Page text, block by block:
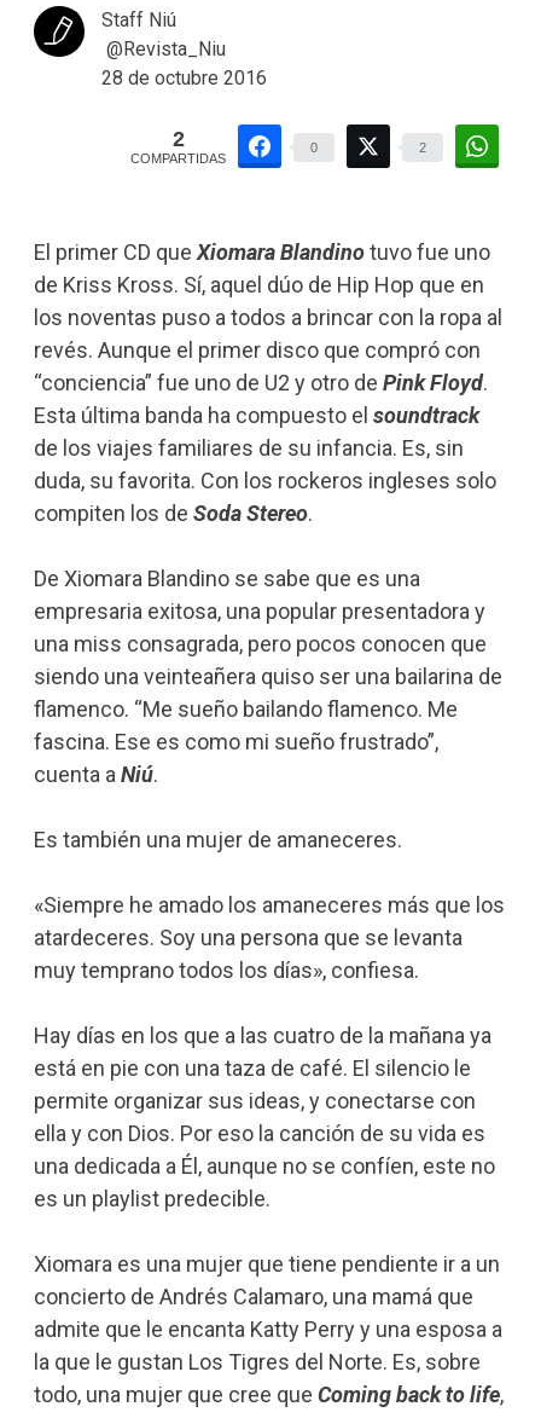
Staff Niú
@Revista_Niu
28 de octubre 2016
2
COMPARTIDAS
0 2
El primer CD queXiomara Blandinotuvo fue uno
de Kriss Kross. Sí, aquel dúo de Hip Hop que en
los noventas puso a todos a brincar con la ropa al
revés. Aunque el primer disco que compró con
“conciencia” fue uno de U2 y otro de Pink Floyd.
Esta última banda ha compuesto el soundtrack
de los viajes familiares de su infancia. Es, sin
duda, su favorita. Con los rockeros ingleses solo
compiten los de Soda Stereo.
De Xiomara Blandino se sabe que es una
empresaria exitosa, una popular presentadora y
una miss consagrada, pero pocos conocen que
siendo una veinteañera quiso ser una bailarina de
flamenco. “Me sueño bailando flamenco. Me
fascina. Ese es como mi sueño frustrado”,
cuenta aNiú.
Es también una mujer de amaneceres.
«Siempre he amado los amaneceres más que los
atardeceres. Soy una persona que se levanta
muy temprano todos los días», confiesa.
Hay días en los que a las cuatro de la mañana ya
está en pie con una taza de café. El silencio le
permite organizar sus ideas, y conectarse con
ella y con Dios. Por eso la canción de su vida es
una dedicada a Él, aunque no se confíen, este no
es un playlist predecible.
Xiomara es una mujer que tiene pendiente ir a un
concierto de Andrés Calamaro, una mamá que
admite que le encanta Katty Perry y una esposa a
la que le gustan Los Tigres del Norte. Es, sobre
todo, una mujer que cree que Coming back to life,